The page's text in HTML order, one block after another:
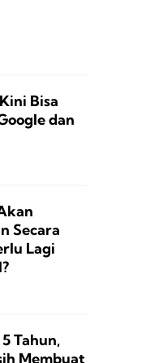
Bisa
dan
Secara
Lagi
Tahun,
Membuat